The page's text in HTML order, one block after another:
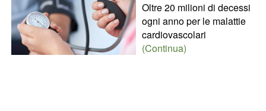
Oltre 20 milioni di decessi
ogni anno per le malattie
cardiovascolari
(Continua)